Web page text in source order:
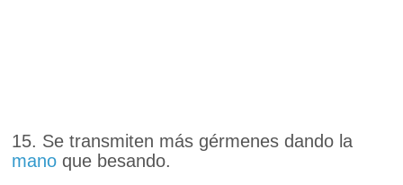
15. Se transmiten más gérmenes dando la
mano que besando.